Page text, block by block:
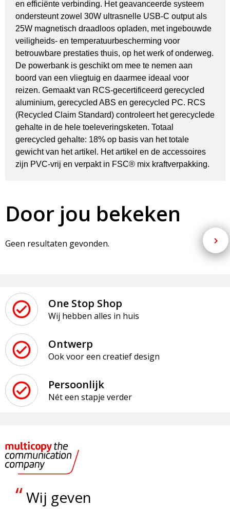
en efficiënte verbinding. Het geavanceerde systeem
ondersteunt zowel 30W ultrasnelle USB-C output als
25W magnetisch draadloos opladen, met ingebouwde
veiligheids- en temperatuurbescherming voor
betrouwbare prestaties thuis, op het werk of onderweg.
De powerbank is geschikt om mee te nemen aan
boord van een vliegtuig en daarmee ideaal voor
reizen. Gemaakt van RCS-gecertificeerd gerecycled
aluminium, gerecycled ABS en gerecycled PC. RCS
(Recycled Claim Standard) controleert het gerecyclede
gehalte in de hele toeleveringsketen. Totaal
gerecycled gehalte: 18% op basis van het totale
gewicht van het artikel. Het artikel en de accessoires
zijn PVC-vrij en verpakt in FSC® mix kraftverpakking.
Door jou bekeken
Geen resultaten gevonden.
One Stop Shop
Wij hebben alles in huis
Ontwerp
Ook voor een creatief design
Persoonlijk
Nét een stapje verder
“Wij geven